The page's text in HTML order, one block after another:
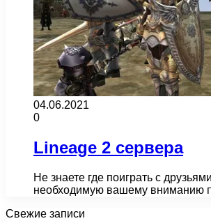
04.06.2021
0
Lineage 2 сервера
Не знаете где поиграть с
необходимую вашему вниманию
Свежие записи